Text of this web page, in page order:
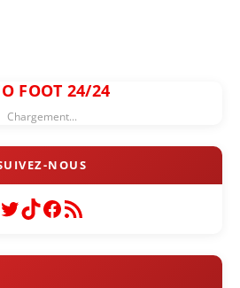
FOOT 24/24
Chargement...
Twitter
TikTok
Facebook
Flux RSS